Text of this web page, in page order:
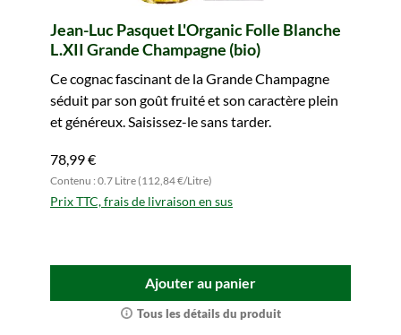
Jean-Luc Pasquet L'Organic Folle Blanche
L.XII Grande Champagne (bio)
Ce cognac fascinant de la Grande Champagne
séduit par son goût fruité et son caractère plein
et généreux. Saisissez-le sans tarder.
78,99 €
Contenu : 0.7 Litre (112,84 €/Litre)
Prix TTC, frais de livraison en sus
Ajouter au panier
Tous les détails du produit